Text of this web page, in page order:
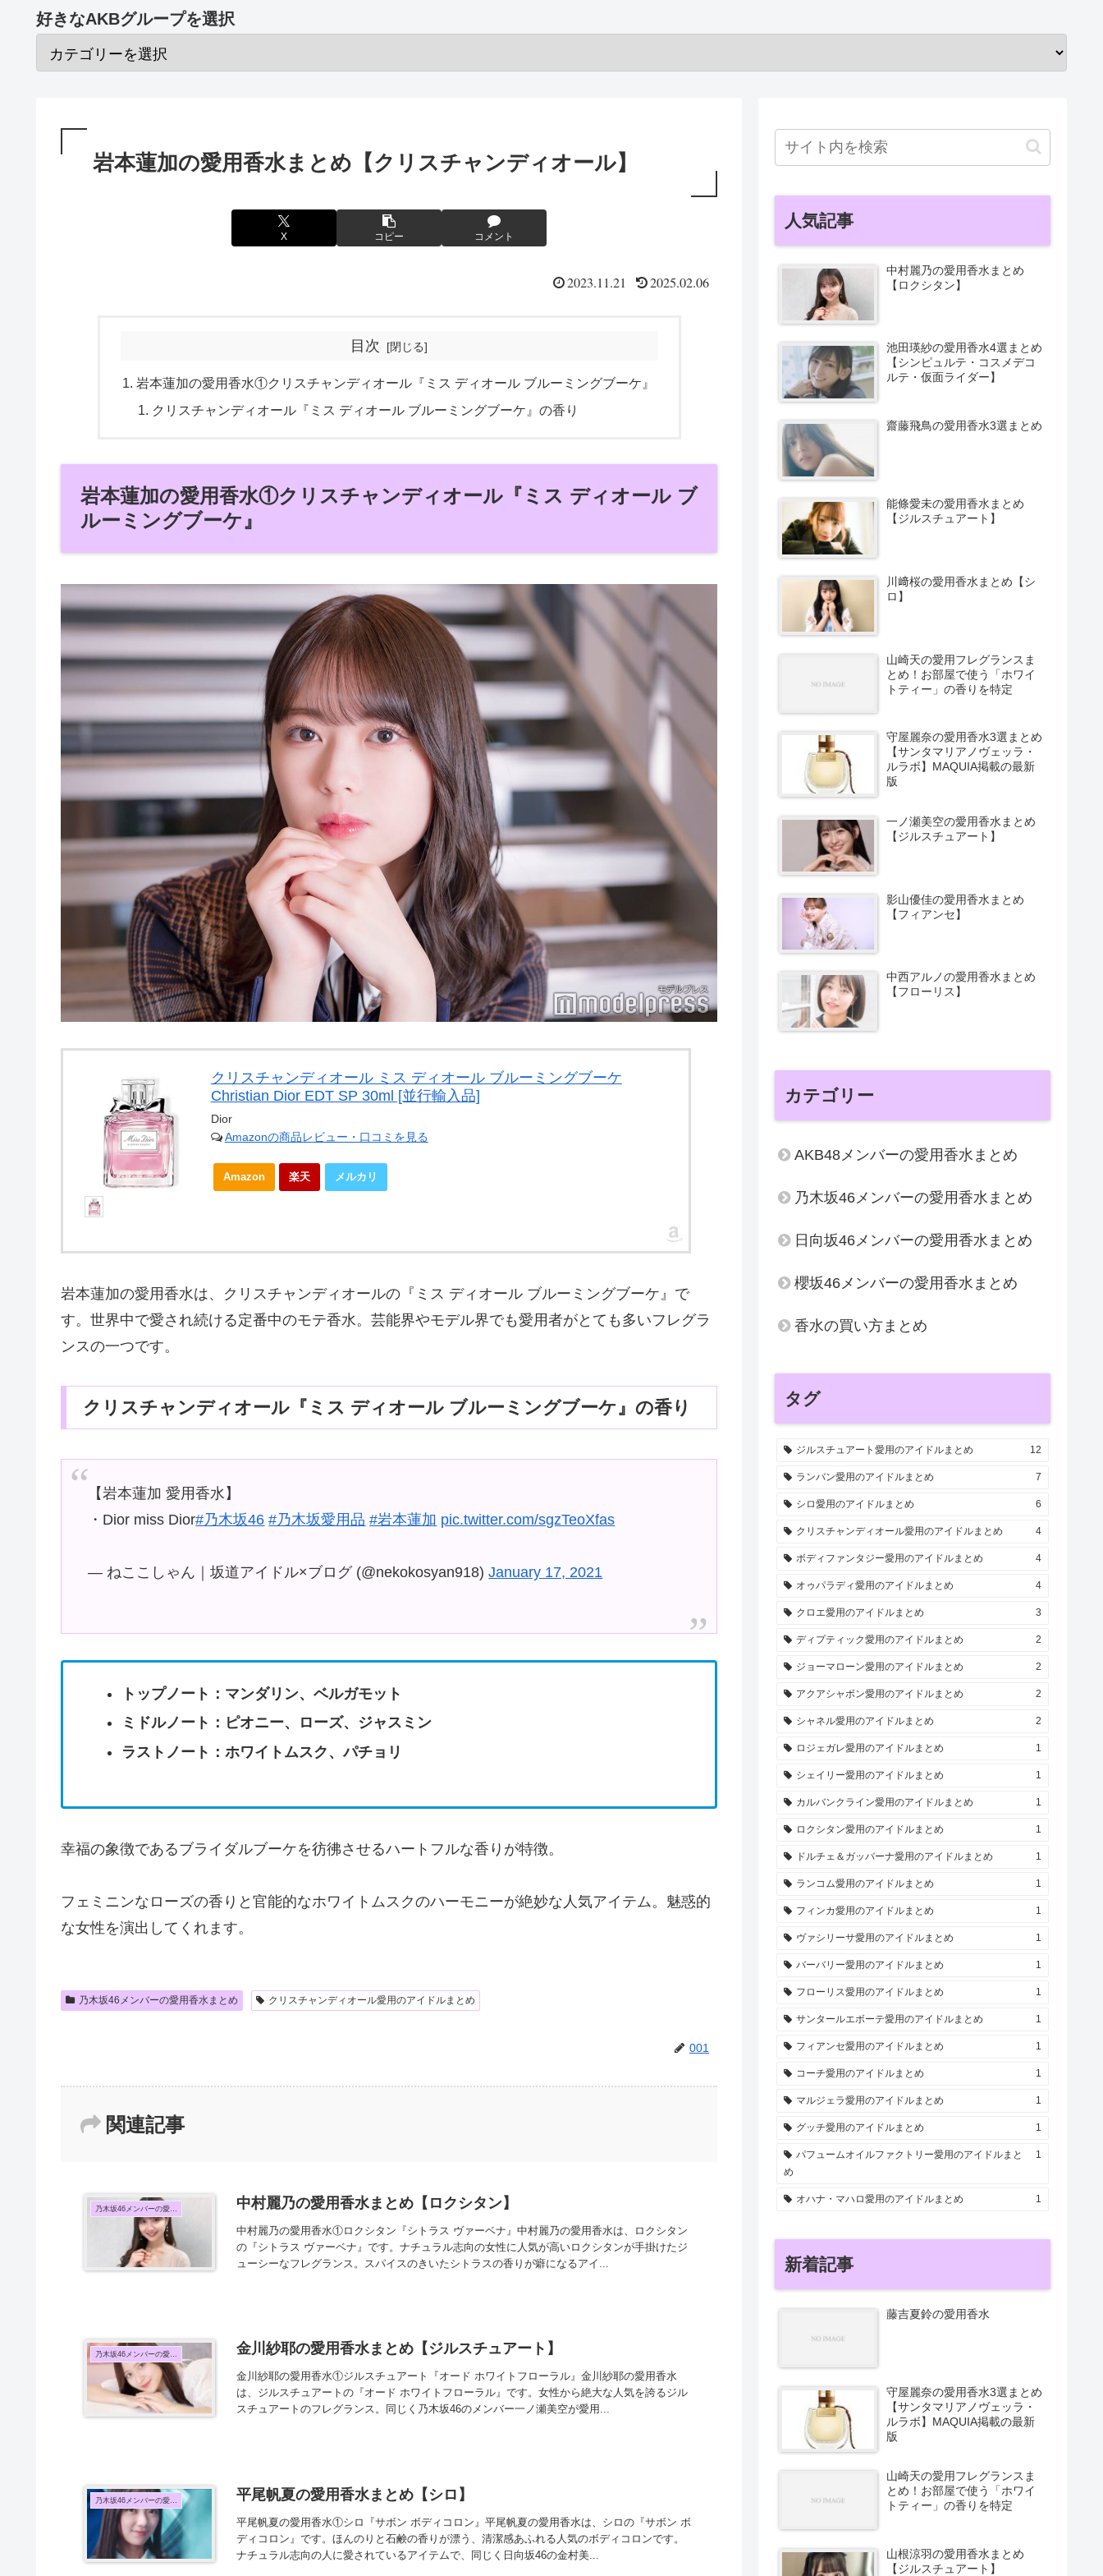
好きなAKBグループを選択
岩本蓮加の愛用香水まとめ【クリスチャンディオール】
X コピー コメント
2023.11.21 2025.02.06
目次
岩本蓮加の愛用香水①クリスチャンディオール『ミス ディオール ブルーミングブーケ』
クリスチャンディオール『ミス ディオール ブルーミングブーケ』の香り
岩本蓮加の愛用香水①クリスチャンディオール『ミス ディオール ブ
ルーミングブーケ』
クリスチャンディオール ミス ディオール ブルーミングブーケ
Christian Dior EDT SP 30ml [並行輸入品]
Dior
Amazonの商品レビュー・口コミを見る
Amazon 楽天 メルカリ
岩本蓮加の愛用香水は、クリスチャンディオールの『ミス ディオール ブルーミングブーケ』で
す。世界中で愛され続ける定番中のモテ香水。芸能界やモデル界でも愛用者がとても多いフレグラ
ンスの一つです。
クリスチャンディオール『ミス ディオール ブルーミングブーケ』の香り
【岩本蓮加 愛用香水】
・Dior miss Dior#乃木坂46 #乃木坂愛用品 #岩本蓮加 pic.twitter.com/sgzTeoXfas
— ねここしゃん｜坂道アイドル×ブログ (@nekokosyan918)January 17, 2021
トップノート：マンダリン、ベルガモット
ミドルノート：ピオニー、ローズ、ジャスミン
ラストノート：ホワイトムスク、パチョリ
幸福の象徴であるブライダルブーケを彷彿させるハートフルな香りが特徴。
フェミニンなローズの香りと官能的なホワイトムスクのハーモニーが絶妙な人気アイテム。魅惑的
な女性を演出してくれます。
乃木坂46メンバーの愛用香水まとめ クリスチャンディオール愛用のアイドルまとめ
001
関連記事
中村麗乃の愛用香水まとめ【ロクシタン】
中村麗乃の愛用香水①ロクシタン『シトラス ヴァーベナ』中村麗乃の愛用香水は、ロクシタン
の『シトラス ヴァーベナ』です。ナチュラル志向の女性に人気が高いロクシタンが手掛けたジ
ューシーなフレグランス。スパイスのきいたシトラスの香りが癖になるアイ...
乃木坂46メンバーの愛用香水まとめ 金川紗耶の愛用香水まとめ【ジルスチュアート】
金川紗耶の愛用香水①ジルスチュアート『オード ホワイトフローラル』金川紗耶の愛用香水
は、ジルスチュアートの『オード ホワイトフローラル』です。女性から絶大な人気を誇るジル
スチュアートのフレグランス。同じく乃木坂46のメンバー一ノ瀬美空が愛用...
平尾帆夏の愛用香水まとめ【シロ】
平尾帆夏の愛用香水①シロ『サボン ボディコロン』平尾帆夏の愛用香水は、シロの『サボン ボ
ディコロン』です。ほんのりと石鹸の香りが漂う、清潔感あふれる人気のボディコロンです。
ナチュラル志向の人に愛されているアイテムで、同じく日向坂46の金村美...
人気記事
中村麗乃の愛用香水まとめ
【ロクシタン】
池田瑛紗の愛用香水4選まとめ
【シンピュルテ・コスメデコ
ルテ・仮面ライダー】
齋藤飛鳥の愛用香水3選まとめ
能條愛未の愛用香水まとめ
【ジルスチュアート】
川﨑桜の愛用香水まとめ【シ
ロ】
山崎天の愛用フレグランスま
とめ！お部屋で使う「ホワイ
トティー」の香りを特定
守屋麗奈の愛用香水3選まとめ
【サンタマリアノヴェッラ・
ルラボ】MAQUIA掲載の最新
版
一ノ瀬美空の愛用香水まとめ
【ジルスチュアート】
影山優佳の愛用香水まとめ
【フィアンセ】
中西アルノの愛用香水まとめ
【フローリス】
カテゴリー
AKB48メンバーの愛用香水まとめ
乃木坂46メンバーの愛用香水まとめ
日向坂46メンバーの愛用香水まとめ
櫻坂46メンバーの愛用香水まとめ
香水の買い方まとめ
タグ
ジルスチュアート愛用のアイドルまとめ 12
ランバン愛用のアイドルまとめ 7
シロ愛用のアイドルまとめ 6
クリスチャンディオール愛用のアイドルまとめ 4
ボディファンタジー愛用のアイドルまとめ 4
オゥパラディ愛用のアイドルまとめ 4
クロエ愛用のアイドルまとめ 3
ディプティック愛用のアイドルまとめ 2
ジョーマローン愛用のアイドルまとめ 2
アクアシャボン愛用のアイドルまとめ 2
シャネル愛用のアイドルまとめ 2
ロジェガレ愛用のアイドルまとめ 1
シェイリー愛用のアイドルまとめ 1
カルバンクライン愛用のアイドルまとめ 1
ロクシタン愛用のアイドルまとめ 1
ドルチェ＆ガッバーナ愛用のアイドルまとめ 1
ランコム愛用のアイドルまとめ 1
フィンカ愛用のアイドルまとめ 1
ヴァシリーサ愛用のアイドルまとめ 1
バーバリー愛用のアイドルまとめ 1
フローリス愛用のアイドルまとめ 1
サンタールエボーテ愛用のアイドルまとめ 1
フィアンセ愛用のアイドルまとめ 1
コーチ愛用のアイドルまとめ 1
マルジェラ愛用のアイドルまとめ 1
グッチ愛用のアイドルまとめ 1
パフュームオイルファクトリー愛用のアイドルまと
め
1
オハナ・マハロ愛用のアイドルまとめ 1
新着記事
藤吉夏鈴の愛用香水
守屋麗奈の愛用香水3選まとめ
【サンタマリアノヴェッラ・
ルラボ】MAQUIA掲載の最新
版
山崎天の愛用フレグランスま
とめ！お部屋で使う「ホワイ
トティー」の香りを特定
山根涼羽の愛用香水まとめ
【ジルスチュアート】